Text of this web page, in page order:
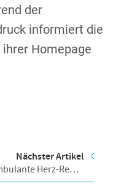
der
informiert die
Homepage
Nächster Artikel
Herz-Reha
im ZAR Ulm